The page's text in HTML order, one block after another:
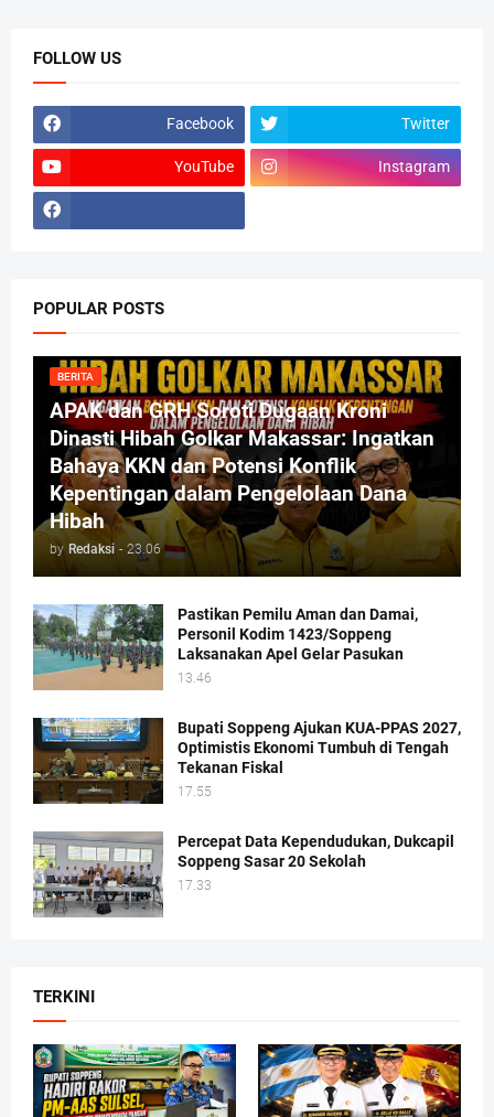
FOLLOW US
Facebook Twitter
YouTube Instagram
POPULAR POSTS
BERITA
APAK dan GRH Soroti Dugaan Kroni
Dinasti Hibah Golkar Makassar: Ingatkan
Bahaya KKN dan Potensi Konflik
Kepentingan dalam Pengelolaan Dana
Hibah
by Redaksi - 23.06
Pastikan Pemilu Aman dan Damai,
Personil Kodim 1423/Soppeng
Laksanakan Apel Gelar Pasukan
13.46
Bupati Soppeng Ajukan KUA-PPAS 2027,
Optimistis Ekonomi Tumbuh di Tengah
Tekanan Fiskal
17.55
Percepat Data Kependudukan, Dukcapil
Soppeng Sasar 20 Sekolah
17.33
TERKINI